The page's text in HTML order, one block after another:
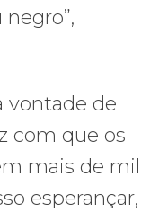
vontade de
com que os
mais de mil
esperançar,